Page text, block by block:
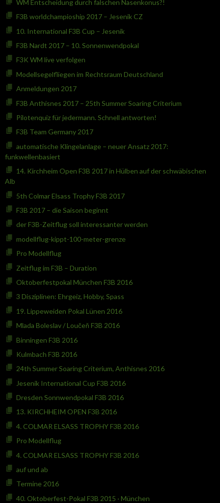
WM Entscheidung durch falschen Nasenkonus?!
F3B worldchampioship 2017 – Jesenik CZ
10. International F3B Cup – Jesenik
F3B Nardt 2017 – 10. Sonnenwendpokal
F3K WM live verfolgen
Modellsegelfliegen im Rechtsraum Deutschland
Anmeldungen 2017
F3B Anthisnes 2017 – 25th Summer Soaring Criterium
Pilotenquiz für jedermann. Schnell antworten!
F3B Team Germany 2017
automatische Klingelanlage – neuer Ansatz 2017:
funkwellenbasiert
14. Kirchheim Open F3B 2017 in Hülben auf der schwäbischen
Alb
5th Colmar Elsass Trophy F3B 2017
F3B 2017 – die Saison beginnt
der F3B-Zeitflug soll interessanter werden
modellflug-kippt-100-meter-grenze
Pro Modellflug
Zeitflug im F3B – Duration
Oktoberfestpokal München F3B 2016
3 Disziplinen: Ehrgeiz, Hobby, Spass
19. Lippeweiden Pokal Lünen 2016
Mlada Boleslav / Loučeň F3B 2016
Binningen F3B 2016
Kulmbach F3B 2016
24th Summer Soaring Criterium, Anthisnes 2016
Jesenik International Cup F3B 2016
Dresden Sonnwendpokal F3B 2016
13. KIRCHHEIM OPEN F3B 2016
4. COLMAR ELSASS TROPHY F3B 2016
Pro Modellflug
4. COLMAR ELSASS TROPHY F3B 2016
auf und ab
Termine 2016
40. Oktoberfest-Pokal F3B 2015 · München